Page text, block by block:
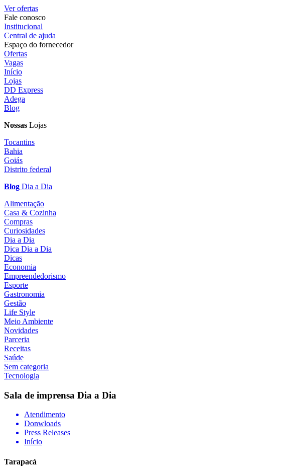
Ver ofertas
Fale conosco
Institucional
Central de ajuda
Espaço do fornecedor
Ofertas
Vagas
Início
Lojas
DD Express
Adega
Blog
Nossas Lojas
Tocantins
Bahia
Goiás
Distrito federal
Blog Dia a Dia
Alimentação
Casa & Cozinha
Compras
Curiosidades
Dia a Dia
Dica Dia a Dia
Dicas
Economia
Empreendedorismo
Esporte
Gastronomia
Gestão
Life Style
Meio Ambiente
Novidades
Parceria
Receitas
Saúde
Sem categoria
Tecnologia
Sala de imprensa Dia a Dia
Atendimento
Donwloads
Press Releases
Início
Tarapacá